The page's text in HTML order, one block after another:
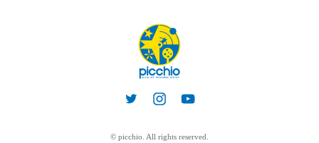
© picchio. All rights reserved.